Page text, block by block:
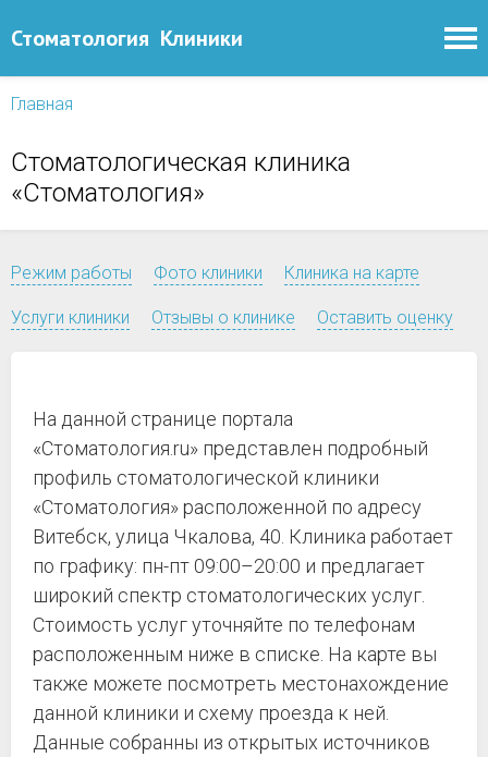
Стоматология Клиники
Главная
Стоматологическая клиника
«Стоматология»
Режим работы Фото клиники Клиника на карте
Услуги клиники Отзывы о клинике Оставить оценку
На данной странице портала
«Стоматология.ru» представлен подробный
профиль стоматологической клиники
«Стоматология» расположенной по адресу
Витебск, улица Чкалова, 40. Клиника работает
по графику: пн-пт 09:00–20:00 и предлагает
широкий спектр стоматологических услуг.
Стоимость услуг уточняйте по телефонам
расположенным ниже в списке. На карте вы
также можете посмотреть местонахождение
данной клиники и схему проезда к ней.
Данные собранны из открытых источников